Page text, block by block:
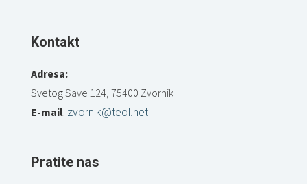
Kontakt
Adresa:
Svetog Save 124, 75400 Zvornik
E-mail: zvornik@teol.net
Pratite nas